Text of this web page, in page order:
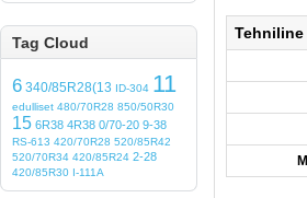
Tag Cloud
6 340/85R28(13 ID-304 11
edulliset 480/70R28 850/50R30
15 6R38 4R38 0/70-20 9-38
RS-613 420/70R28 520/85R42
520/70R34 420/85R24 2-28
420/85R30 I-111A